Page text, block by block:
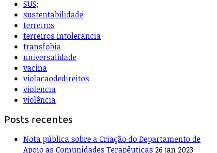
SUS;
sustentabilidade
terreiros
terreiros intolerancia
transfobia
universalidade
vacina
violacaodedireitos
violencia
violência
Posts recentes
Nota pública sobre a Criação do Departamento de
Apoio as Comunidades Terapêuticas 26 jan 2023